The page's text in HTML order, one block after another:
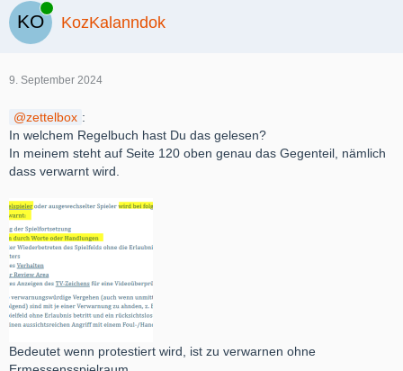
Online
KozKalanndok
9. September 2024
zettelbox :
In welchem Regelbuch hast Du das gelesen?
In meinem steht auf Seite 120 oben genau das Gegenteil, nämlich
dass verwarnt wird.
Bedeutet wenn protestiert wird, ist zu verwarnen ohne